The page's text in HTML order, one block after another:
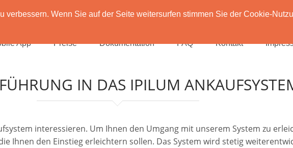
Wenn Sie auf der Seite weitersurfen stimmen Sie der Cookie-
App Preise Dokumentation FAQ Kontakt
IN DAS IPILUM
interessieren. Um Ihnen den Umgang mit unserem System zu
Ihnen den Einstieg erleichtern sollen. Das System wird stetig